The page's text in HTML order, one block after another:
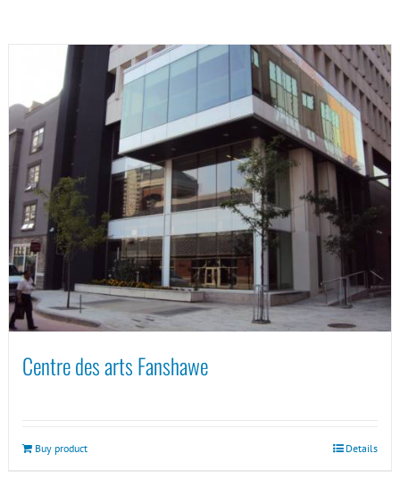
Centre des arts Fanshawe
Buy product Details